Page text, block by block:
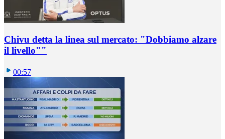
Chivu detta la linea sul mercato: "Dobbiamo alzare
il livello""
00:57